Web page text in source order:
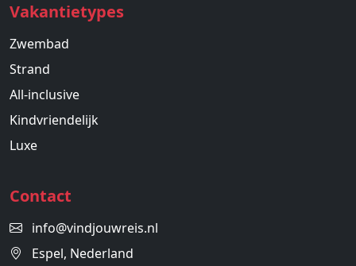
Vakantietypes
Zwembad
Strand
All-inclusive
Kindvriendelijk
Luxe
Contact
info@vindjouwreis.nl
Espel, Nederland